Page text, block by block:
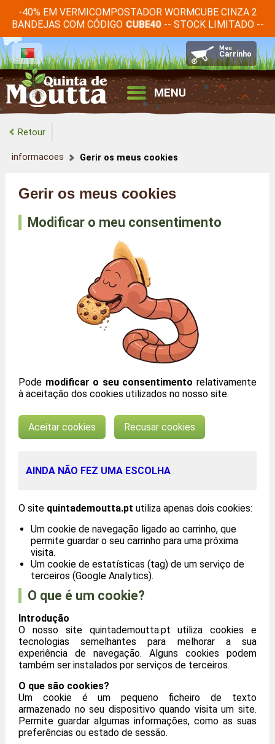
-40% EM VERMICOMPOSTADOR WORMCUBE CINZA 2
BANDEJAS COM CÓDIGO CUBE40-- STOCK LIMITADO --
MENU
Retour
informacoes Gerir os meus cookies
Gerir os meus cookies
Modificar o meu consentimento
Pode modificar o seu consentimento relativamente
à aceitação dos cookies utilizados no nosso site.
Aceitar cookies Recusar cookies
AINDA NÃO FEZ UMA ESCOLHA
O site quintademoutta.pt utiliza apenas dois cookies:
Um cookie de navegação ligado ao carrinho, que
permite guardar o seu carrinho para uma próxima
visita.
Um cookie de estatísticas (tag) de um serviço de
terceiros (Google Analytics).
O que é um cookie?
Introdução
O nosso site quintademoutta.pt utiliza cookies e
tecnologias semelhantes para melhorar a sua
experiência de navegação. Alguns cookies podem
também ser instalados por serviços de terceiros.
O que são cookies?
Um cookie é um pequeno ficheiro de texto
armazenado no seu dispositivo quando visita um site.
Permite guardar algumas informações, como as suas
preferências ou estado de sessão.